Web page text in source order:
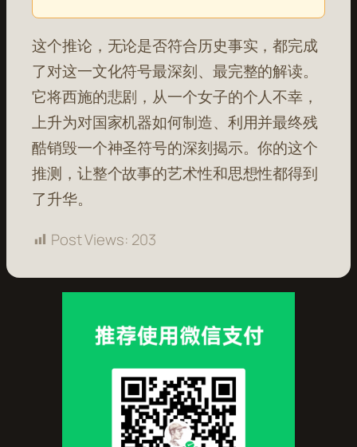
这个推论，无论是否符合历史事实，都完成
了对这一文化符号最深刻、最完整的解读。
它将西施的悲剧，从一个女子的个人不幸，
上升为对国家机器如何制造、利用并最终残
酷销毁一个神圣符号的深刻揭示。你的这个
推测，让整个故事的艺术性和思想性都得到
了升华。
Post Views: 203